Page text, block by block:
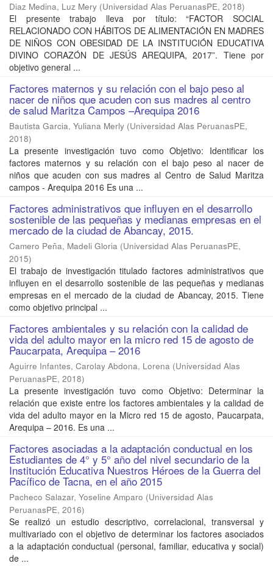
Diaz Medina, Luz Mery (Universidad Alas PeruanasPE, 2018)
El presente trabajo lleva por título: “FACTOR SOCIAL
RELACIONADO CON HÁBITOS DE ALIMENTACIÓN EN MADRES
DE NIÑOS CON OBESIDAD DE LA INSTITUCIÓN EDUCATIVA
DIVINO CORAZÓN DE JESÚS AREQUIPA, 2017”. Tiene por
objetivo general ...
Factores maternos y su relación con el bajo peso al
nacer de niños que acuden con sus madres al centro
de salud Maritza Campos –Arequipa 2016
Bautista Garcia, Yuliana Merly (Universidad Alas PeruanasPE,
2018)
La presente investigación tuvo como Objetivo: Identificar los
factores maternos y su relación con el bajo peso al nacer de
niños que acuden con sus madres al Centro de Salud Maritza
campos - Arequipa 2016 Es una ...
Factores administrativos que influyen en el desarrollo
sostenible de las pequeñas y medianas empresas en el
mercado de la ciudad de Abancay, 2015.
Camero Peña, Madeli Gloria (Universidad Alas PeruanasPE,
2015)
El trabajo de investigación titulado factores administrativos que
influyen en el desarrollo sostenible de las pequeñas y medianas
empresas en el mercado de la ciudad de Abancay, 2015. Tiene
como objetivo principal ...
Factores ambientales y su relación con la calidad de
vida del adulto mayor en la micro red 15 de agosto de
Paucarpata, Arequipa – 2016
Aguirre Infantes, Carolay Abdona, Lorena (Universidad Alas
PeruanasPE, 2018)
La presente investigación tuvo como Objetivo: Determinar la
relación que existe entre los factores ambientales y la calidad de
vida del adulto mayor en la Micro red 15 de agosto, Paucarpata,
Arequipa – 2016. Es una ...
Factores asociadas a la adaptación conductual en los
Estudiantes de 4° y 5° año del nivel secundario de la
Institución Educativa Nuestros Héroes de la Guerra del
Pacífico de Tacna, en el año 2015
Pacheco Salazar, Yoseline Amparo (Universidad Alas
PeruanasPE, 2016)
Se realizó un estudio descriptivo, correlacional, transversal y
multivariado con el objetivo de determinar los factores asociados
a la adaptación conductual (personal, familiar, educativa y social)
de ...